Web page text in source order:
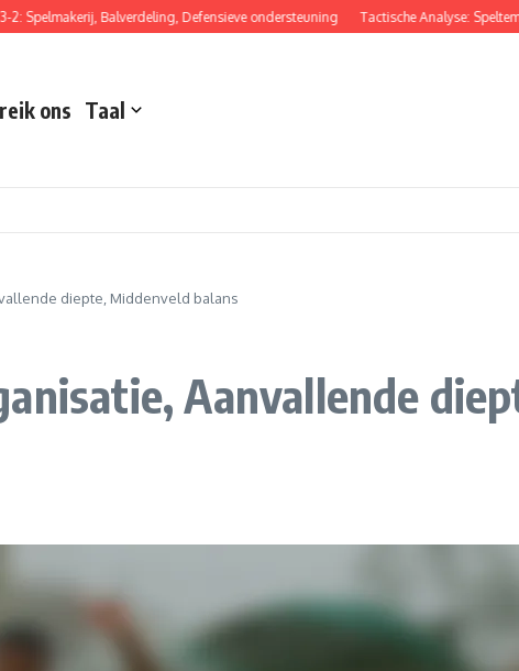
Balverdeling, Defensieve ondersteuning Tactische Analyse: Speltempo,
ons Taal
diepte, Middenveld balans
Aanvallende